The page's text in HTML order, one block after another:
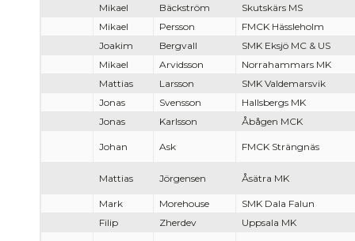
Mikael Bäckström
Skutskärs MS
Mikael
Persson
FMCK Hässleholm
Joakim
Bergvall
SMK Eksjö MC & US
Mikael
Arvidsson
Norrahammars MK
Mattias
Larsson
SMK Valdemarsvik
Jonas
Svensson
Hallsbergs MK
Jonas
Karlsson Åbågen MCK
Johan Ask FMCK Strängnäs
Mattias Jörgensen Åsätra MK
Mark Morehouse
SMK Dala Falun
Filip
Zherdev Uppsala MK